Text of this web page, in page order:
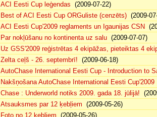
ACI Eesti Cup leģendas (2009-07-22)
Best of ACI Eesti Cup ORGuliste (cenzēts) (2009-
ACI Eesti Cup'2009 reglaments un Igaunijas CSN
Par nokļūšanu no kontinenta uz salu (2009-07-07)
Uz GSS'2009 reģistrētas 4 ekipāžas, pieteiktas 4
Zelta ceļš - 26. septembrī! (2009-06-18)
AutoChase International Eesti Cup - Introduction to
Nakšņošana AutoChase International Eesti Cup'2009
Chase : Underworld notiks 2009. gada 18. jūlijā!
Atsauksmes par 12 ķebļiem (2009-05-26)
Foto no 12 ķebļiem (2009-05-26)